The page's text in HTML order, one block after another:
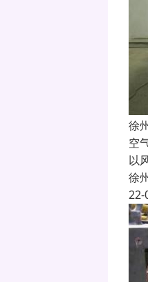
徐
空
以
徐
22-